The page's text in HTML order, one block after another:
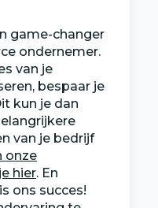
game-changer
ondernemer.
van je
bespaar je
kun je dan
van je bedrijf
onze
hier. En
ons succes!